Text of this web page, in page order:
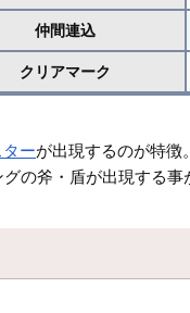
仲間連込
クリアマーク
ーが出現するのが特徴。
の斧・盾が出現する事